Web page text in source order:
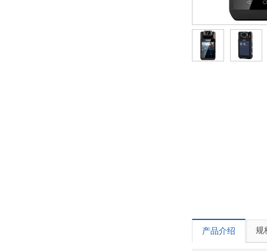
产品介绍 规